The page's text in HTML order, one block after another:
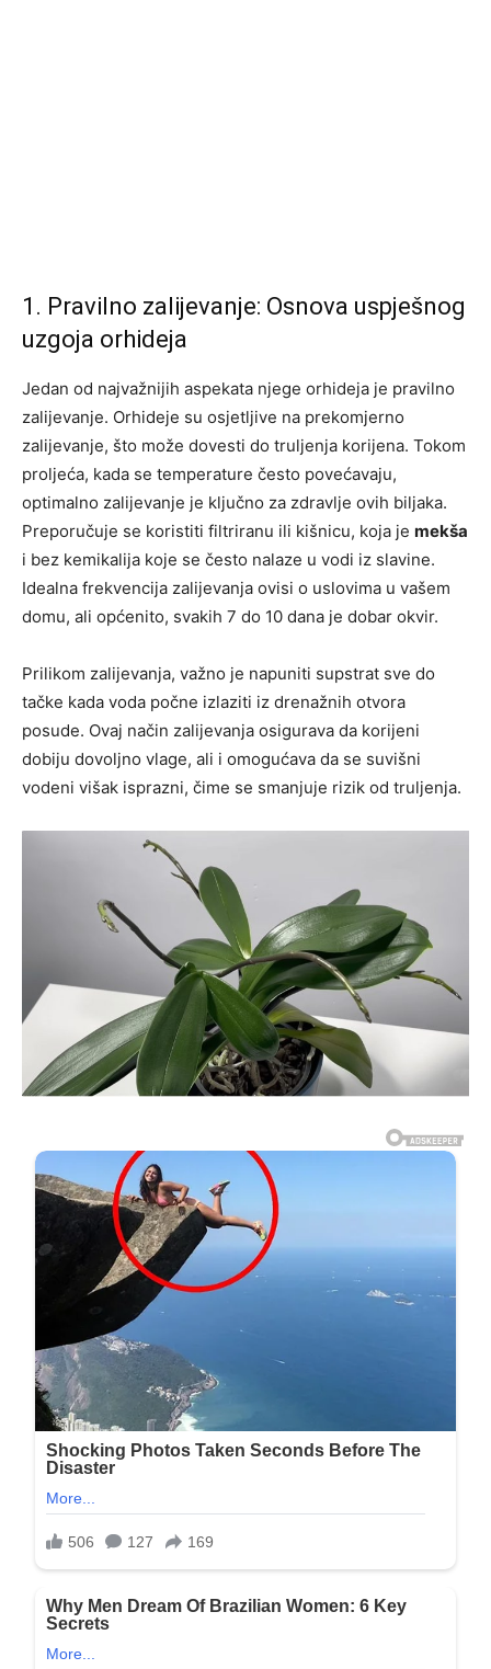
1. Pravilno zalijevanje: Osnova uspješnog
uzgoja orhideja
Jedan od najvažnijih aspekata njege orhideja je pravilno
zalijevanje. Orhideje su osjetljive na prekomjerno
zalijevanje, što može dovesti do truljenja korijena. Tokom
proljeća, kada se temperature često povećavaju,
optimalno zalijevanje je ključno za zdravlje ovih biljaka.
Preporučuje se koristiti filtriranu ili kišnicu, koja je mekša
i bez kemikalija koje se često nalaze u vodi iz slavine.
Idealna frekvencija zalijevanja ovisi o uslovima u vašem
domu, ali općenito, svakih 7 do 10 dana je dobar okvir.
Prilikom zalijevanja, važno je napuniti supstrat sve do
tačke kada voda počne izlaziti iz drenažnih otvora
posude. Ovaj način zalijevanja osigurava da korijeni
dobiju dovoljno vlage, ali i omogućava da se suvišni
vodeni višak isprazni, čime se smanjuje rizik od truljenja.